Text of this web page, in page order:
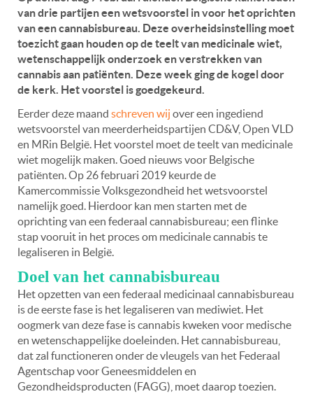
van drie partijen een wetsvoorstel in voor het oprichten
van een cannabisbureau. Deze overheidsinstelling moet
toezicht gaan houden op de teelt van medicinale wiet,
wetenschappelijk onderzoek en verstrekken van
cannabis aan patiënten. Deze week ging de kogel door
de kerk. Het voorstel is goedgekeurd.
Eerder deze maand schreven wij over een ingediend
wetsvoorstel van meerderheidspartijen CD&V, Open VLD
en MRin België. Het voorstel moet de teelt van medicinale
wiet mogelijk maken. Goed nieuws voor Belgische
patiënten. Op 26 februari 2019 keurde de
Kamercommissie Volksgezondheid het wetsvoorstel
namelijk goed. Hierdoor kan men starten met de
oprichting van een federaal cannabisbureau; een flinke
stap vooruit in het proces om medicinale cannabis te
legaliseren in België.
Doel van het cannabisbureau
Het opzetten van een federaal medicinaal cannabisbureau
is de eerste fase is het legaliseren van mediwiet. Het
oogmerk van deze fase is cannabis kweken voor medische
en wetenschappelijke doeleinden. Het cannabisbureau,
dat zal functioneren onder de vleugels van het Federaal
Agentschap voor Geneesmiddelen en
Gezondheidsproducten (FAGG), moet daarop toezien.